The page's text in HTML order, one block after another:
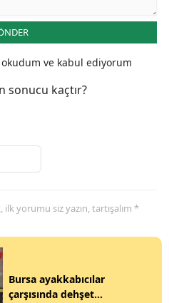
okudum ve kabul ediyorum
sonucu kaçtır?
yorumu siz yazın, tartışalım *
Bursa ayakkabıcılar
çarşısında dehşet...